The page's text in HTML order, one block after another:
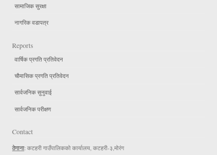
सामाजिक सुरक्षा
नागरिक वडापत्र
Reports
वार्षिक प्रगति प्रतिवेदन
चौमासिक प्रगति प्रतिवेदन
सार्वजनिक सुनुवाई
सार्वजनिक परीक्षण
Contact
ठेगाना: कटहरी गाउँपालिकको कार्यालय, कटहरी-३,मोरंग